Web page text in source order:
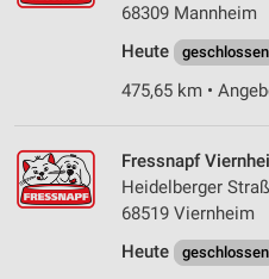
68309 Mannheim
Heute
geschlossen
475,65 km •
Fressnapf
Heidelberger
68519 Viernheim
Heute
geschlossen
Messung der Werbeleistung
Messung der Performance
Kombinationen von Daten aus
Quellen
Entwicklung und